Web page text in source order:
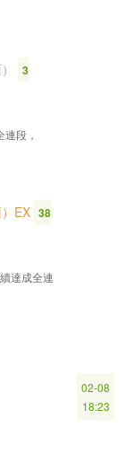
3
段，
EX 38
達成全連
02-08
18:23